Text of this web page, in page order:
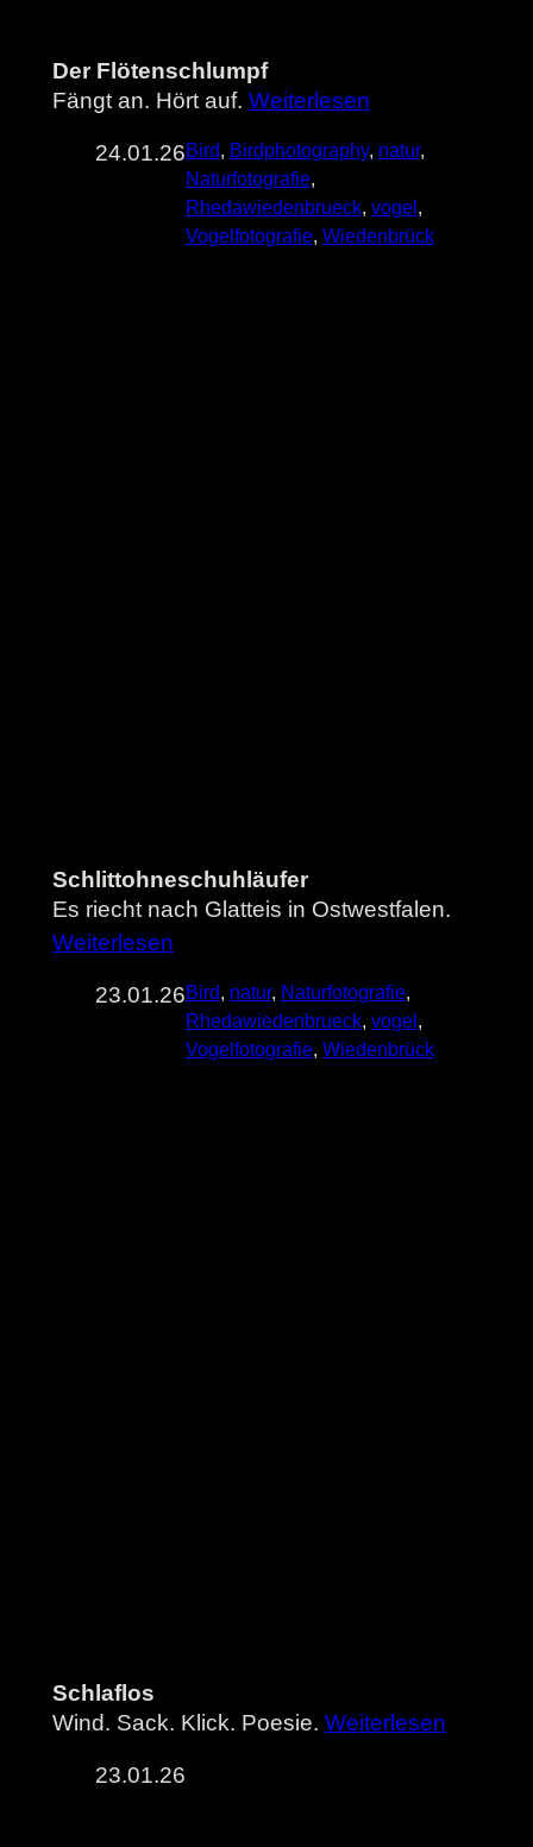
Der Flötenschlumpf
Fängt an. Hört auf. Weiterlesen
24.01.26Bird, Birdphotography, natur
Naturfotografie
Rhedawiedenbrueck, vogel
Vogelfotografie, Wiedenbrück
Schlittohneschuhläufer
Es riecht nach Glatteis in Ostwestfalen.
Weiterlesen
23.01.26Bird, natur, Naturfotografie
Rhedawiedenbrueck, vogel
Vogelfotografie, Wiedenbrück
Schlaflos
Wind. Sack. Klick. Poesie. Weiterlesen
23.01.26